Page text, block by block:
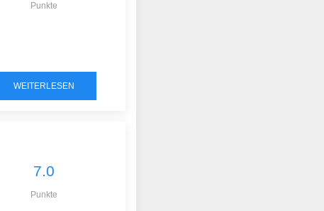
Punkte
WEITERLESEN
7.0
Punkte